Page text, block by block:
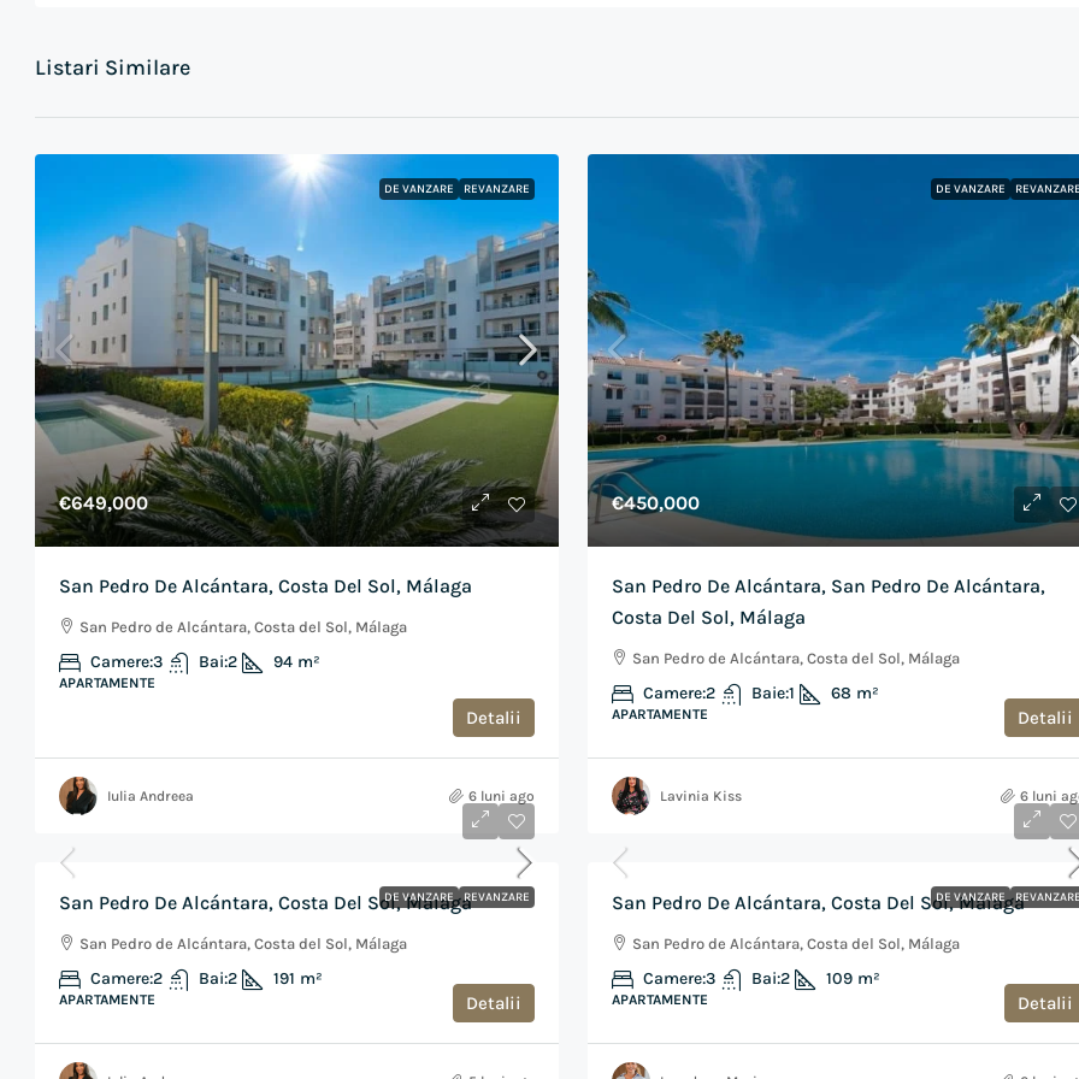
Listari Similare
DE VANZARE REVANZARE
€649,000
San Pedro De Alcántara, Costa Del Sol, Málaga
San Pedro de Alcántara, Costa del Sol, Málaga
Camere:3 Bai:2 94 m²
APARTAMENTE
Detalii
Iulia Andreea 6 luni ago
DE VANZARE
€450,000
San Pedro De Alcántara, San Pedro De Alcántara,
Costa Del Sol, Málaga
San Pedro de Alcántara, Costa del Sol, Málaga
Camere:2 Baie:1 68 m²
APARTAMENTE Detalii
Lavinia Kiss 6 luni
DE VANZARE REVANZARE
€550,000
San Pedro De Alcántara, Costa Del Sol, Málaga
San Pedro de Alcántara, Costa del Sol, Málaga
Camere:2 Bai:2 191 m²
APARTAMENTE Detalii
DE VANZARE
€650,000
San Pedro De Alcántara, Costa Del Sol, Málaga
San Pedro de Alcántara, Costa del Sol, Málaga
Camere:3 Bai:2 109 m²
APARTAMENTE Detalii